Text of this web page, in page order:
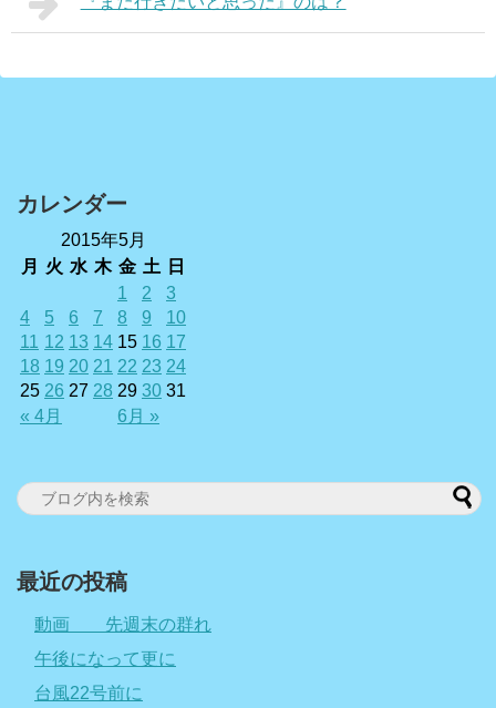
カレンダー
2015年5月
月
火 水 木 金 土 日
« 4月 6月 »
1 2
3
4
5 6 7 8 9
10
11 12 13 14 15 16 17
18 19 20 21 22 23 24
25 26 27 28 29 30 31
最近の投稿
動画 先週末の群れ
午後になって更に
台風22号前に